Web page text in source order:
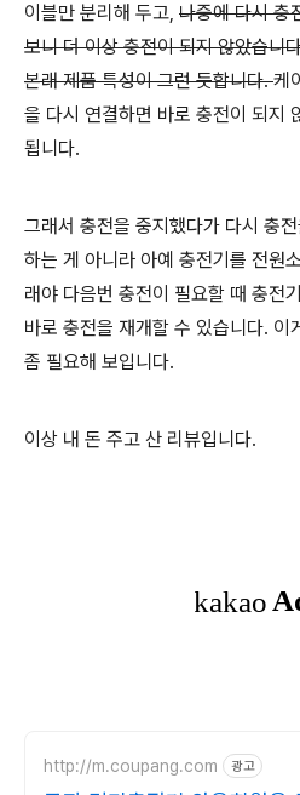
이블만 분리해 두고, 나중에 다시 충
보니 더 이상 충전이 되지 않았습니
본래 제품 특성이 그런 듯합니다.케
을 다시 연결하면 바로 충전이 되지
됩니다.
그래서 충전을 중지했다가 다시 충
하는 게 아니라 아예 충전기를 전원
래야 다음번 충전이 필요할 때 충전
바로 충전을 재개할 수 있습니다. 이
좀 필요해 보입니다.
이상 내 돈 주고 산 리뷰입니다.
http://m.coupang.com 광고